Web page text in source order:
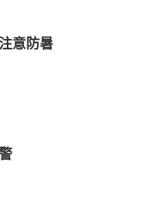
意防暑